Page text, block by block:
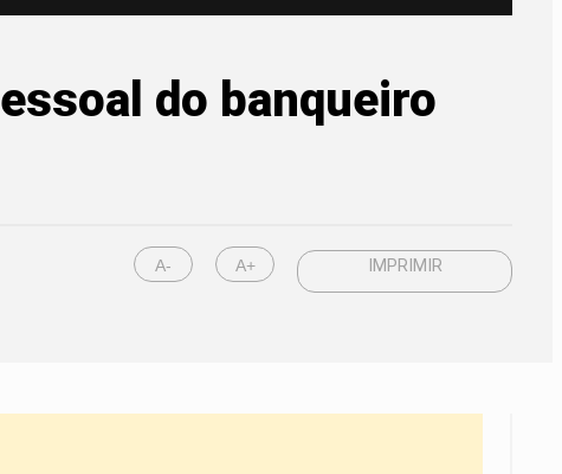
do banqueiro
A- A+ IMPRIMIR